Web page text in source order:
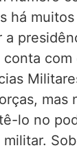
há
a
com
mas
lo no